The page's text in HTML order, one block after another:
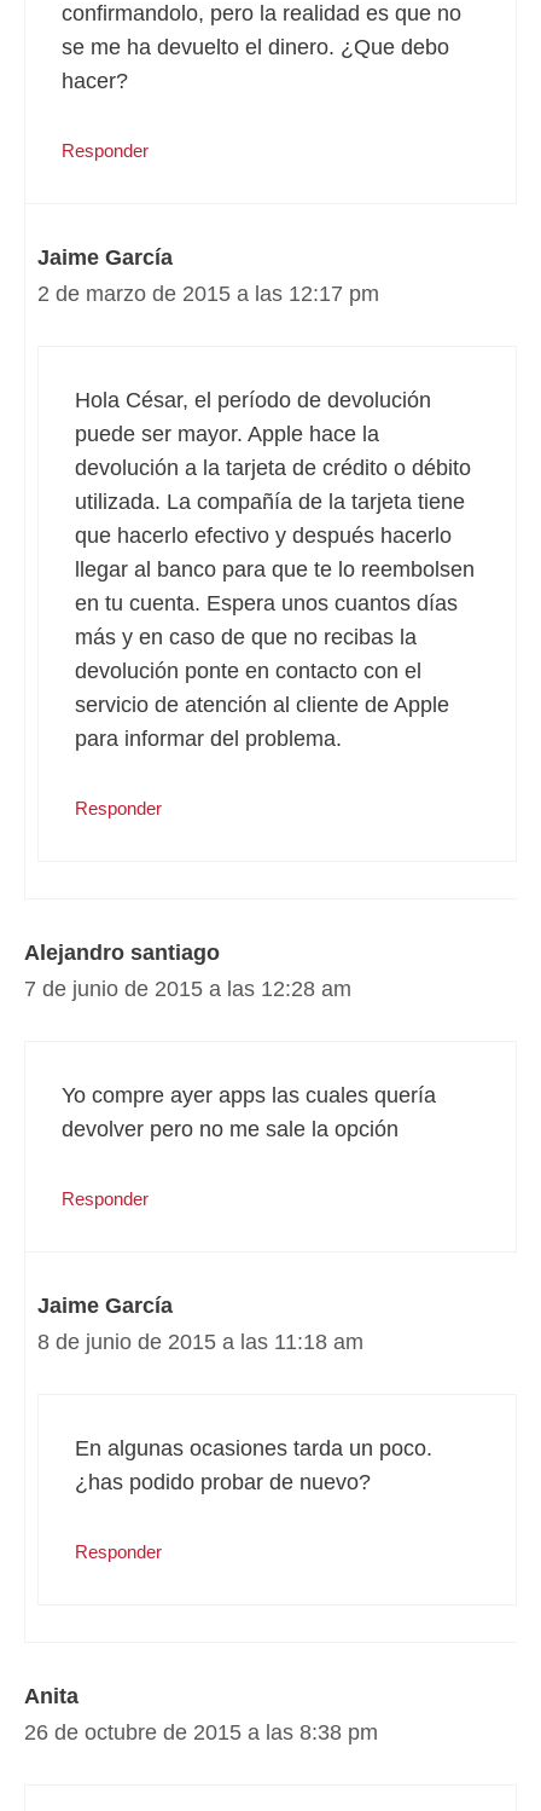
confirmandolo, pero la realidad es que no
se me ha devuelto el dinero. ¿Que debo
hacer?
Responder
Jaime García
2 de marzo de 2015 a las 12:17 pm
Hola César, el período de devolución
puede ser mayor. Apple hace la
devolución a la tarjeta de crédito o débito
utilizada. La compañía de la tarjeta tiene
que hacerlo efectivo y después hacerlo
llegar al banco para que te lo reembolsen
en tu cuenta. Espera unos cuantos días
más y en caso de que no recibas la
devolución ponte en contacto con el
servicio de atención al cliente de Apple
para informar del problema.
Responder
Alejandro santiago
7 de junio de 2015 a las 12:28 am
Yo compre ayer apps las cuales quería
devolver pero no me sale la opción
Responder
Jaime García
8 de junio de 2015 a las 11:18 am
En algunas ocasiones tarda un poco.
¿has podido probar de nuevo?
Responder
Anita
26 de octubre de 2015 a las 8:38 pm